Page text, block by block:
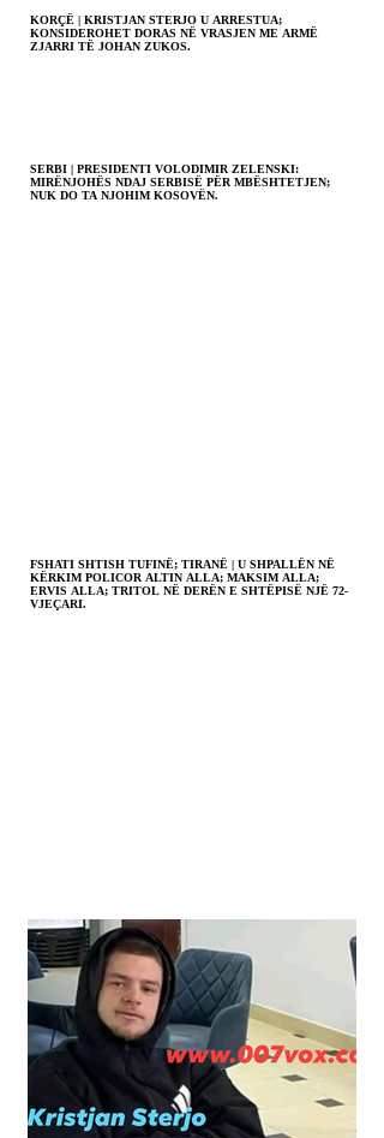
KORÇË | KRISTJAN STERJO U ARRESTUA;
KONSIDEROHET DORAS NË VRASJEN ME ARMË
ZJARRI TË JOHAN ZUKOS.
SERBI | PRESIDENTI VOLODIMIR ZELENSKI:
MIRËNJOHËS NDAJ SERBISË PËR MBËSHTETJEN;
NUK DO TA NJOHIM KOSOVËN.
FSHATI SHTISH TUFINË; TIRANË | U SHPALLËN NË
KËRKIM POLICOR ALTIN ALLA; MAKSIM ALLA;
ERVIS ALLA; TRITOL NË DERËN E SHTËPISË NJË 72-
VJEÇARI.